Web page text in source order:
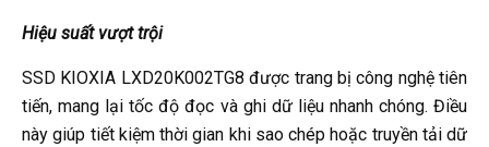
Hiệu suất vượt trội
SSD KIOXIA LXD20K002TG8 được trang bị công nghệ tiên
tiến, mang lại tốc độ đọc và ghi dữ liệu nhanh chóng. Điều
này giúp tiết kiệm thời gian khi sao chép hoặc truyền tải dữ